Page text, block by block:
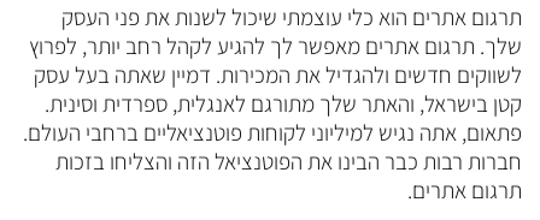
תרגום אתרים הוא כלי עוצמתי שיכול לשנות את פני העסק
שלך. תרגום אתרים מאפשר לך להגיע לקהל רחב יותר, לפרוץ
לשווקים חדשים ולהגדיל את המכירות. דמיין שאתה בעל עסק
קטן בישראל, והאתר שלך מתורגם לאנגלית, ספרדית וסינית.
פתאום, אתה נגיש למיליוני לקוחות פוטנציאליים ברחבי העולם.
חברות רבות כבר הבינו את הפוטנציאל הזה והצליחו בזכות
תרגום אתרים.